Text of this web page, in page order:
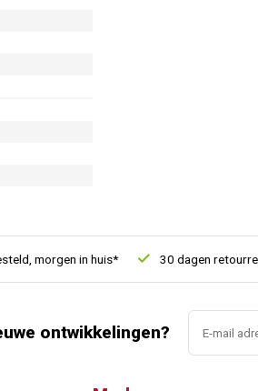
morgen in huis* 30 dagen retourrecht
ontwikkelingen?